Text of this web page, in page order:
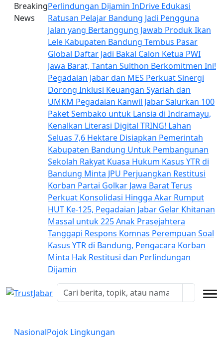
Breaking
News
Perlindungan Dijamin InDrive Edukasi
Ratusan Pelajar Bandung Jadi Pengguna
Jalan yang Bertanggung Jawab Produk Ikan
Lele Kabupaten Bandung Tembus Pasar
Global Daftar Jadi Bakal Calon Ketua PWI
Jawa Barat, Tantan Sulthon Berkomitmen Ini!
Pegadaian Jabar dan MES Perkuat Sinergi
Dorong Inklusi Keuangan Syariah dan
UMKM Pegadaian Kanwil Jabar Salurkan 100
Paket Sembako untuk Lansia di Indramayu,
Kenalkan Literasi Digital TRING! Lahan
Seluas 7,6 Hektare Disiapkan Pemerintah
Kabupaten Bandung Untuk Pembangunan
Sekolah Rakyat Kuasa Hukum Kasus YTR di
Bandung Minta JPU Perjuangkan Restitusi
Korban Partai Golkar Jawa Barat Terus
Perkuat Konsolidasi Hingga Akar Rumput
HUT Ke-125, Pegadaian Jabar Gelar Khitanan
Massal untuk 225 Anak Prasejahtera
Tanggapi Respons Komnas Perempuan Soal
Kasus YTR di Bandung, Pengacara Korban
Minta Hak Restitusi dan Perlindungan
Dijamin
NasionalPojok Lingkungan